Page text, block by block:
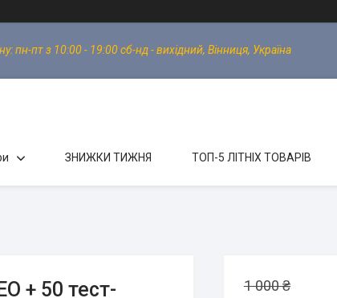
пн-пт з 10:00 - 19:00 сб-нд - вихідний, Вінниця, Україна
ЗНИЖКИ ТИЖНЯ ТОП-5 ЛІТНІХ ТОВАРІВ
+ 50 тест-
1 000 ₴